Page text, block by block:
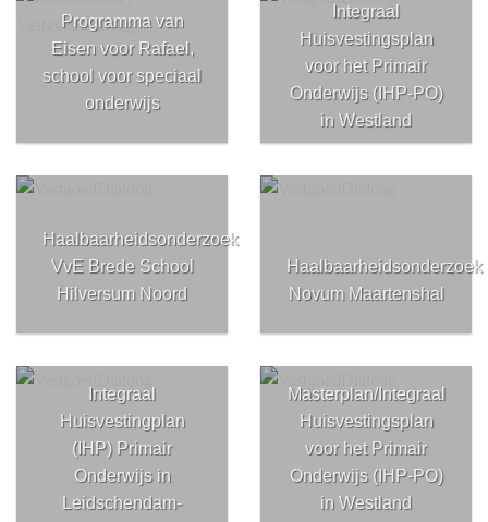
Programma van
Eisen voor Rafael,
school voor speciaal
onderwijs
Integraal
Huisvestingsplan
voor het Primair
Onderwijs (IHP-PO)
in Westland
Haalbaarheidsonderzoek
VvE Brede School
Hilversum Noord
Haalbaarheidsonderzoek
Novum Maartenshal
Integraal
Huisvestingplan
(IHP) Primair
Onderwijs in
Leidschendam-
Masterplan/Integraal
Huisvestingsplan
voor het Primair
Onderwijs (IHP-PO)
in Westland